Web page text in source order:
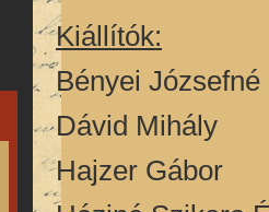
Kiállítók:
Bényei Józsefné
Dávid Mihály
Hajzer Gábor